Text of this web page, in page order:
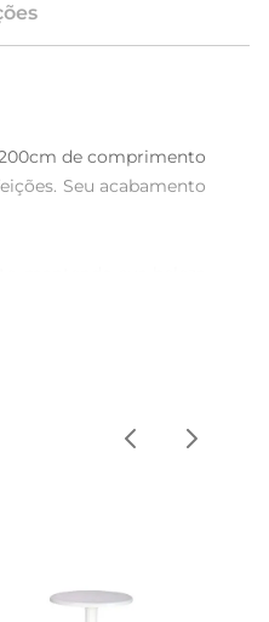
de comprimento
Seu acabamento
ambiente em um